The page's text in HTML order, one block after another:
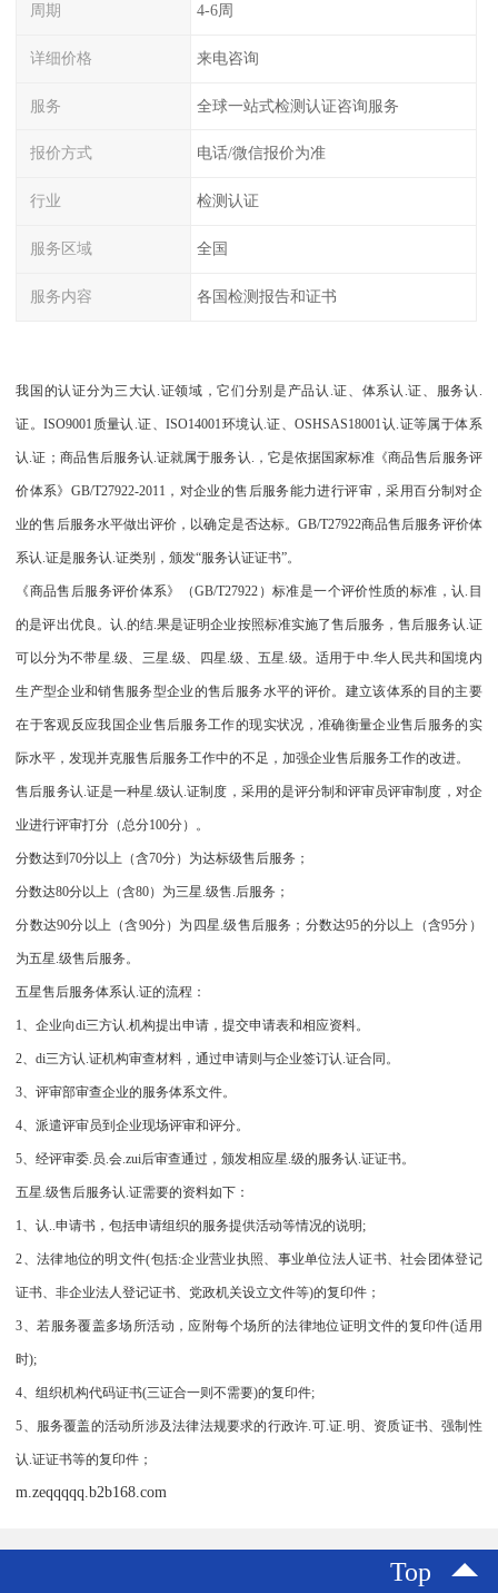
周期 4-6周
详细价格 来电咨询
服务 全球一站式检测认证咨询服务
报价方式 电话/微信报价为准
行业 检测认证
服务区域 全国
服务内容 各国检测报告和证书
我国的认证分为三大认.证领域，它们分别是产品认.证、体系认.证、服务认.
证。ISO9001质量认.证、ISO14001环境认.证、OSHSAS18001认.证等属于体系
认.证；商品售后服务认.证就属于服务认.，它是依据国家标准《商品售后服务评
价体系》GB/T27922-2011，对企业的售后服务能力进行评审，采用百分制对企
业的售后服务水平做出评价，以确定是否达标。GB/T27922商品售后服务评价体
系认.证是服务认.证类别，颁发“服务认证证书”。
《商品售后服务评价体系》（GB/T27922）标准是一个评价性质的标准，认.目
的是评出优良。认.的结.果是证明企业按照标准实施了售后服务，售后服务认.证
可以分为不带星.级、三星.级、四星.级、五星.级。适用于中.华人民共和国境内
生产型企业和销售服务型企业的售后服务水平的评价。建立该体系的目的主要
在于客观反应我国企业售后服务工作的现实状况，准确衡量企业售后服务的实
际水平，发现并克服售后服务工作中的不足，加强企业售后服务工作的改进。
售后服务认.证是一种星.级认.证制度，采用的是评分制和评审员评审制度，对企
业进行评审打分（总分100分）。
分数达到70分以上（含70分）为达标级售后服务；
分数达80分以上（含80）为三星.级售.后服务；
分数达90分以上（含90分）为四星.级售后服务；分数达95的分以上（含95分）
为五星.级售后服务。
五星售后服务体系认.证的流程：
1、企业向di三方认.机构提出申请，提交申请表和相应资料。
2、di三方认.证机构审查材料，通过申请则与企业签订认.证合同。
3、评审部审查企业的服务体系文件。
4、派遣评审员到企业现场评审和评分。
5、经评审委.员.会.zui后审查通过，颁发相应星.级的服务认.证证书。
五星.级售后服务认.证需要的资料如下：
1、认..申请书，包括申请组织的服务提供活动等情况的说明;
2、法律地位的明文件(包括:企业营业执照、事业单位法人证书、社会团体登记
证书、非企业法人登记证书、党政机关设立文件等)的复印件；
3、若服务覆盖多场所活动，应附每个场所的法律地位证明文件的复印件(适用
时);
4、组织机构代码证书(三证合一则不需要)的复印件;
5、服务覆盖的活动所涉及法律法规要求的行政许.可.证.明、资质证书、强制性
认.证证书等的复印件；
m.zeqqqqq.b2b168.com
Top